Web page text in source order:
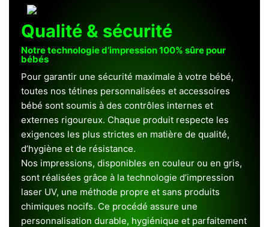
Qualité & sécurité
Notre technologie d’impression 100% sûre pour
bébés
Pour garantir une sécurité maximale à votre bébé,
toutes nos tétines personnalisées et accessoires
bébé sont soumis à des contrôles internes et
externes rigoureux. Chaque produit respecte les
exigences les plus strictes en matière de qualité,
d’hygiène et de résistance.
Nos impressions, disponibles en couleur ou en gris,
sont réalisées grâce à la technologie d’impression
laser UV, une méthode propre et sans produits
chimiques nocifs. Ce procédé assure une
personnalisation durable, hygiénique et parfaitement